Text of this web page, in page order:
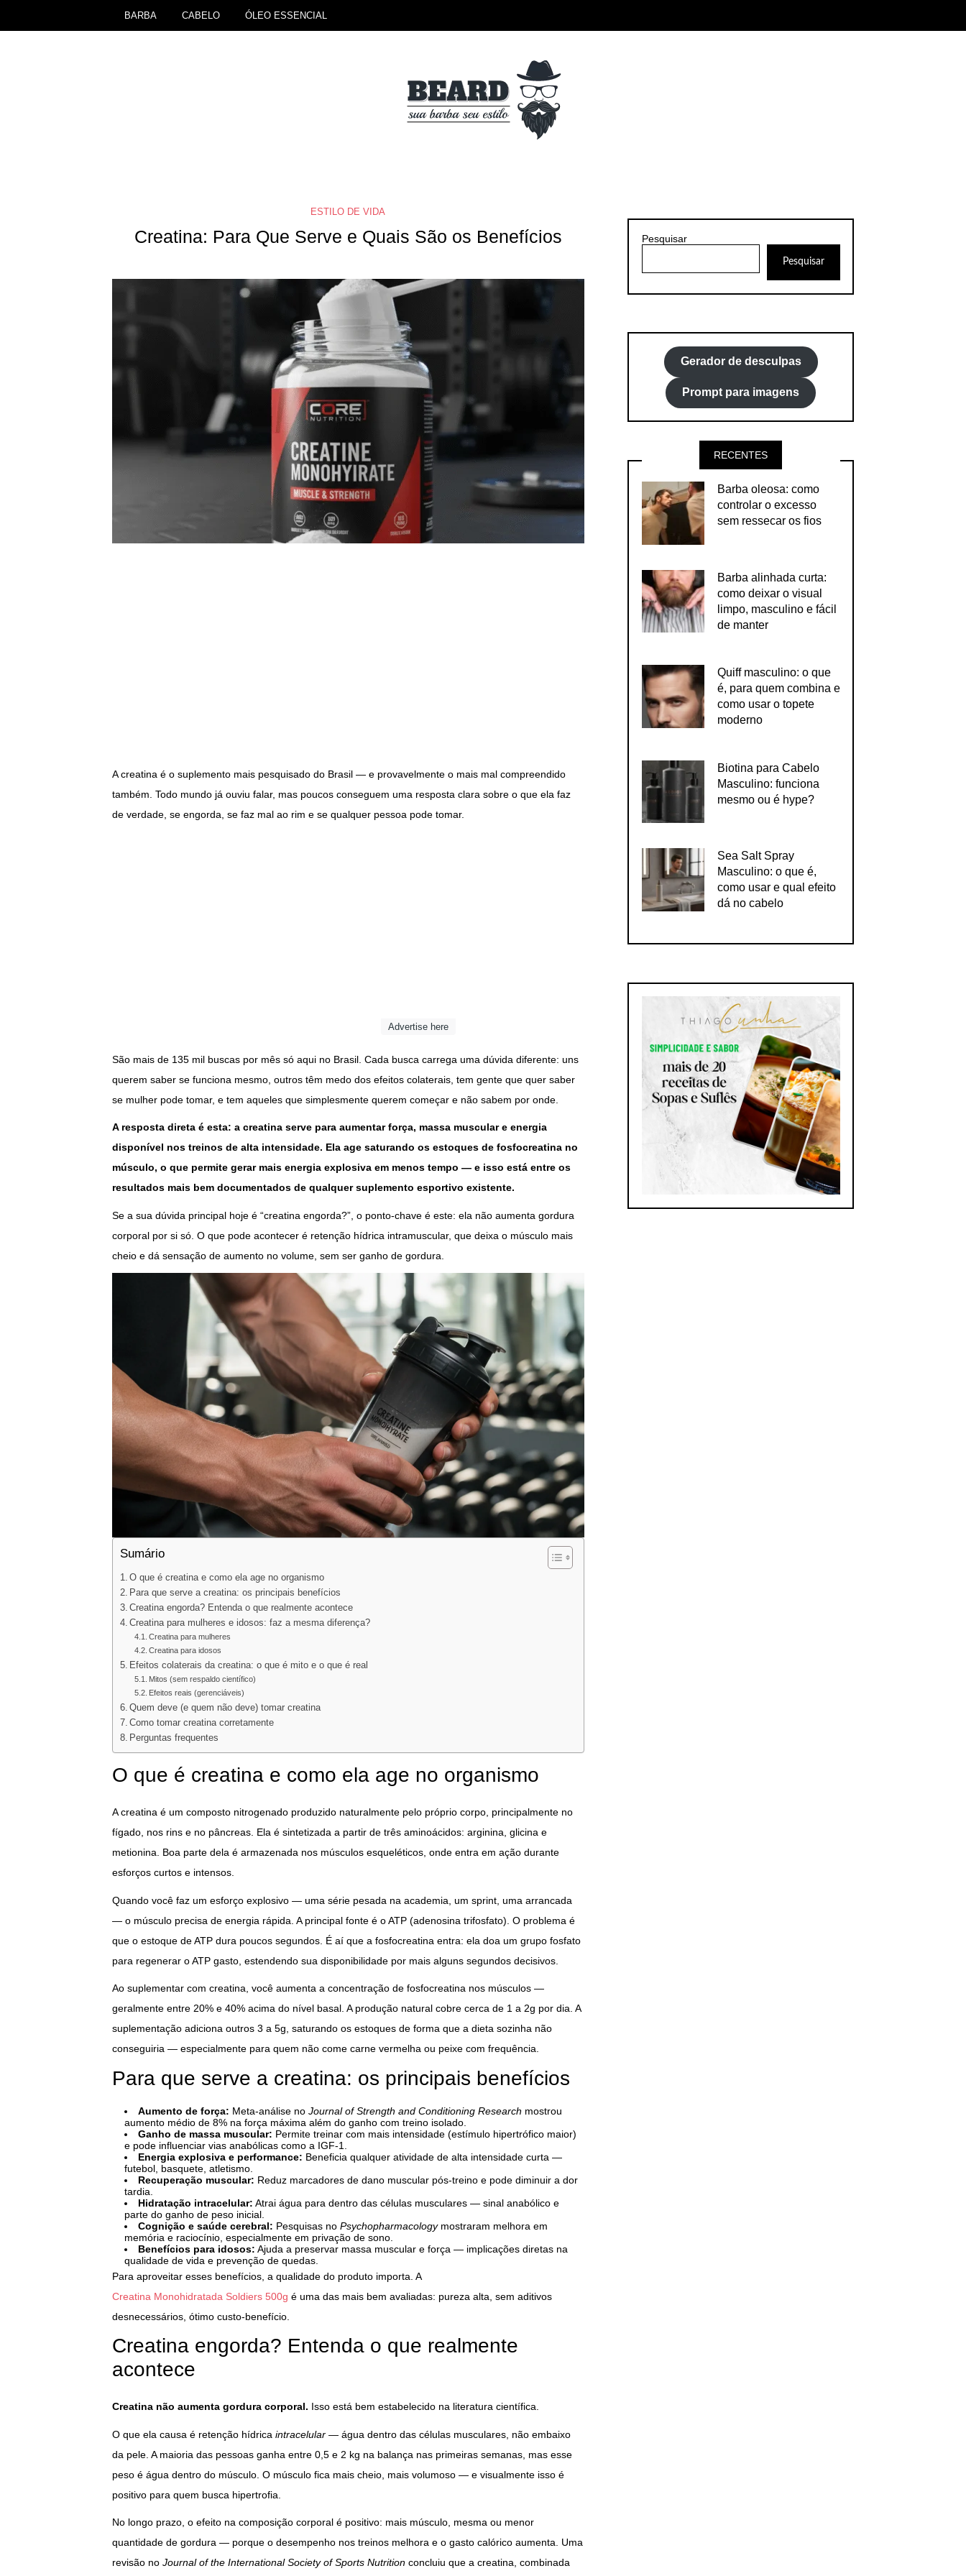
BARBA CABELO ÓLEO ESSENCIAL
ESTILO DE VIDA
Creatina: Para Que Serve e Quais São os Benefícios
A creatina é o suplemento mais pesquisado do Brasil — e provavelmente o mais mal compreendido
também. Todo mundo já ouviu falar, mas poucos conseguem uma resposta clara sobre o que ela faz
de verdade, se engorda, se faz mal ao rim e se qualquer pessoa pode tomar.
Advertise here
São mais de 135 mil buscas por mês só aqui no Brasil. Cada busca carrega uma dúvida diferente: uns
querem saber se funciona mesmo, outros têm medo dos efeitos colaterais, tem gente que quer saber
se mulher pode tomar, e tem aqueles que simplesmente querem começar e não sabem por onde.
A resposta direta é esta: a creatina serve para aumentar força, massa muscular e energia
disponível nos treinos de alta intensidade. Ela age saturando os estoques de fosfocreatina no
músculo, o que permite gerar mais energia explosiva em menos tempo — e isso está entre os
resultados mais bem documentados de qualquer suplemento esportivo existente.
Se a sua dúvida principal hoje é “creatina engorda?”, o ponto-chave é este: ela não aumenta gordura
corporal por si só. O que pode acontecer é retenção hídrica intramuscular, que deixa o músculo mais
cheio e dá sensação de aumento no volume, sem ser ganho de gordura.
Sumário
O que é creatina e como ela age no organismo
Para que serve a creatina: os principais benefícios
Creatina engorda? Entenda o que realmente acontece
Creatina para mulheres e idosos: faz a mesma diferença?
Creatina para mulheres
Creatina para idosos
Efeitos colaterais da creatina: o que é mito e o que é real
Mitos (sem respaldo científico)
Efeitos reais (gerenciáveis)
Quem deve (e quem não deve) tomar creatina
Como tomar creatina corretamente
Perguntas frequentes
O que é creatina e como ela age no organismo
A creatina é um composto nitrogenado produzido naturalmente pelo próprio corpo, principalmente no
fígado, nos rins e no pâncreas. Ela é sintetizada a partir de três aminoácidos: arginina, glicina e
metionina. Boa parte dela é armazenada nos músculos esqueléticos, onde entra em ação durante
esforços curtos e intensos.
Quando você faz um esforço explosivo — uma série pesada na academia, um sprint, uma arrancada
— o músculo precisa de energia rápida. A principal fonte é o ATP (adenosina trifosfato). O problema é
que o estoque de ATP dura poucos segundos. É aí que a fosfocreatina entra: ela doa um grupo fosfato
para regenerar o ATP gasto, estendendo sua disponibilidade por mais alguns segundos decisivos.
Ao suplementar com creatina, você aumenta a concentração de fosfocreatina nos músculos —
geralmente entre 20% e 40% acima do nível basal. A produção natural cobre cerca de 1 a 2g por dia. A
suplementação adiciona outros 3 a 5g, saturando os estoques de forma que a dieta sozinha não
conseguiria — especialmente para quem não come carne vermelha ou peixe com frequência.
Para que serve a creatina: os principais benefícios
Aumento de força: Meta-análise noJournal of Strength and Conditioning Research mostrou
aumento médio de 8% na força máxima além do ganho com treino isolado.
Ganho de massa muscular: Permite treinar com mais intensidade (estímulo hipertrófico maior)
e pode influenciar vias anabólicas como a IGF-1.
Energia explosiva e performance: Beneficia qualquer atividade de alta intensidade curta —
futebol, basquete, atletismo.
Recuperação muscular: Reduz marcadores de dano muscular pós-treino e pode diminuir a dor
tardia.
Hidratação intracelular: Atrai água para dentro das células musculares — sinal anabólico e
parte do ganho de peso inicial.
Cognição e saúde cerebral: Pesquisas noPsychopharmacologymostraram melhora em
memória e raciocínio, especialmente em privação de sono.
Benefícios para idosos: Ajuda a preservar massa muscular e força — implicações diretas na
qualidade de vida e prevenção de quedas.
Para aproveitar esses benefícios, a qualidade do produto importa. A
Creatina Monohidratada Soldiers 500g é uma das mais bem avaliadas: pureza alta, sem aditivos
desnecessários, ótimo custo-benefício.
Creatina engorda? Entenda o que realmente
acontece
Creatina não aumenta gordura corporal. Isso está bem estabelecido na literatura científica.
O que ela causa é retenção hídrica intracelular— água dentro das células musculares, não embaixo
da pele. A maioria das pessoas ganha entre 0,5 e 2 kg na balança nas primeiras semanas, mas esse
peso é água dentro do músculo. O músculo fica mais cheio, mais volumoso — e visualmente isso é
positivo para quem busca hipertrofia.
No longo prazo, o efeito na composição corporal é positivo: mais músculo, mesma ou menor
quantidade de gordura — porque o desempenho nos treinos melhora e o gasto calórico aumenta. Uma
revisão no Journal of the International Society of Sports Nutritionconcluiu que a creatina, combinada
Pesquisar
Pesquisar
Gerador de desculpas
Prompt para imagens
RECENTES
Barba oleosa: como
controlar o excesso
sem ressecar os fios
Barba alinhada curta:
como deixar o visual
limpo, masculino e fácil
de manter
Quiff masculino: o que
é, para quem combina e
como usar o topete
moderno
Biotina para Cabelo
Masculino: funciona
mesmo ou é hype?
Sea Salt Spray
Masculino: o que é,
como usar e qual efeito
dá no cabelo